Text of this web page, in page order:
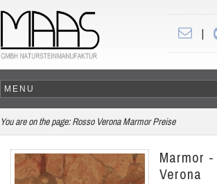
|
You are on the page: Rosso Verona Marmor Preise
Marmor
Verona